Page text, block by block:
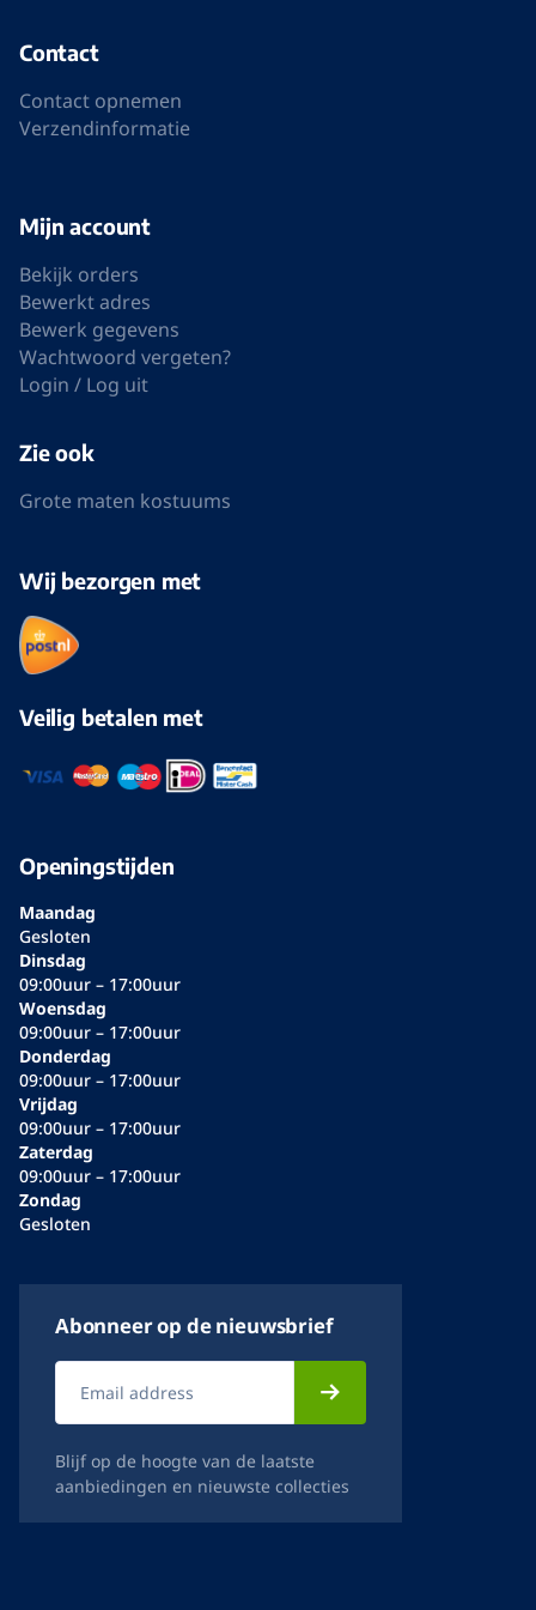
Contact
Contact opnemen
Verzendinformatie
Mijn account
Bekijk orders
Bewerkt adres
Bewerk gegevens
Wachtwoord vergeten?
Login / Log uit
Zie ook
Grote maten kostuums
Wij bezorgen met
Veilig betalen met
Openingstijden
Maandag
Gesloten
Dinsdag
09:00uur – 17:00uur
Woensdag
09:00uur – 17:00uur
Donderdag
09:00uur – 17:00uur
Vrijdag
09:00uur – 17:00uur
Zaterdag
09:00uur – 17:00uur
Zondag
Gesloten
Abonneer op de nieuwsbrief
Blijf op de hoogte van de laatste
aanbiedingen en nieuwste collecties